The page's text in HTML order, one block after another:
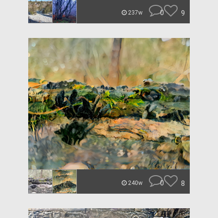
237w 0 9
240w 0 8